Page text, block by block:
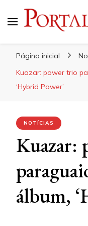
Página inicial
Kuazar: power trio
‘Hybrid Power’
NOTÍCIAS
Kuazar:
álbum,